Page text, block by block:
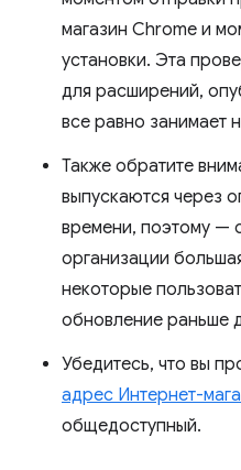
магазин Chrome и
установки. Эта
для расширений,
все равно занимает
Также обратите
выпускаются через
времени, поэтому —
организации
некоторые
обновление раньше
Убедитесь, что вы
адрес Интернет-
общедоступный.